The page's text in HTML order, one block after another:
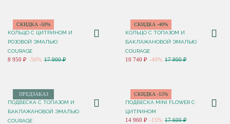
СКИДКА -50%
КОЛЬЦО С ЦИТРИНОМ И
РОЗОВОЙ ЭМАЛЬЮ
COURAGE
8 950 ₽ -50% 17 900 ₽
СКИДКА -40%
КОЛЬЦО С ТОПАЗОМ И
БАКЛАЖАНОВОЙ ЭМАЛЬЮ
COURAGE
10 740 ₽ -40% 17 900 ₽
ПРЕДЗАКАЗ
ПОДВЕСКА С ТОПАЗОМ И
БАКЛАЖАНОВОЙ ЭМАЛЬЮ
COURAGE
СКИДКА -15%
ПОДВЕСКА MINI FLOWER С
ЦИТРИНОМ
14 960 ₽ -15% 17 600 ₽